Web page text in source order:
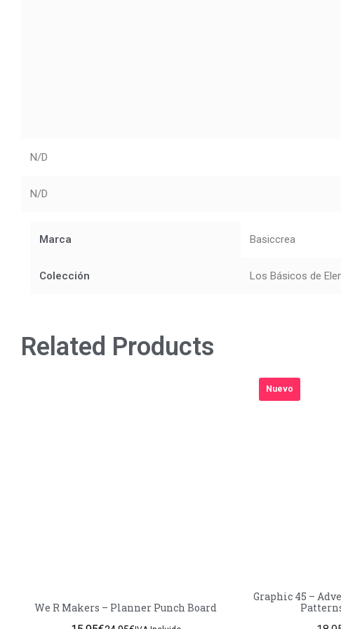
N/D
N/D
Marca Basiccrea
Colección Los Básicos de
Related Products
We R Makers – Planner Punch Board
Nuevo
Graphic 45 –